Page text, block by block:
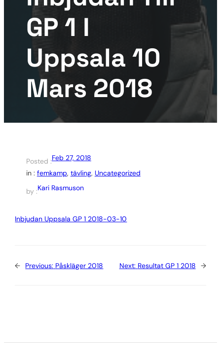
GP 1 I
Uppsala 10
Mars 2018
Posted :Feb 27, 2018
in : femkamp, tävling, Uncategorized
by :Kari Rasmuson
Inbjudan Uppsala GP 1 2018-03-10
← Previous: Påskläger 2018 Next: Resultat GP 1 2018 →